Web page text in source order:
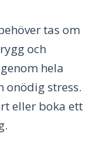
tas om
och
hela
onödig stress.
eller boka ett